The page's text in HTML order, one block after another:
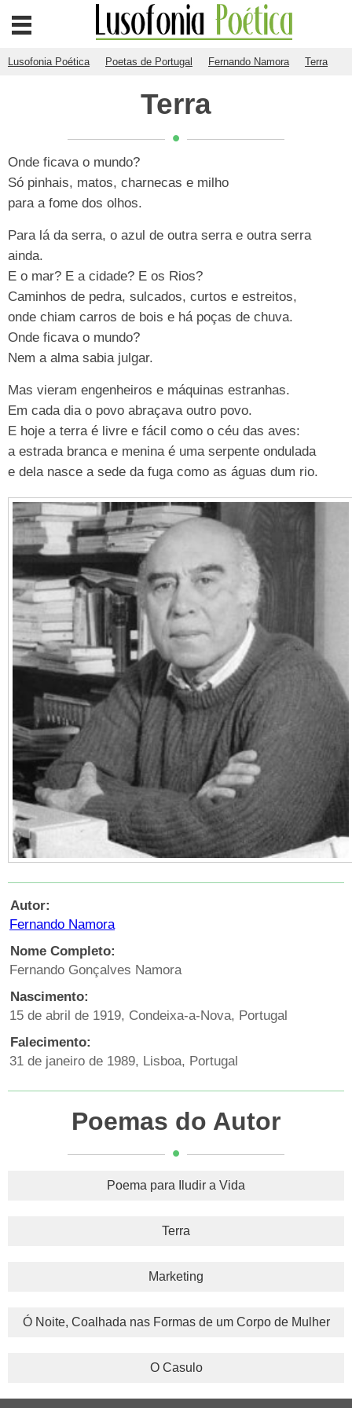
Lusofonia Poética Poetas de Portugal Fernando Namora Terra
Terra
Onde ficava o mundo?
Só pinhais, matos, charnecas e milho
para a fome dos olhos.
Para lá da serra, o azul de outra serra e outra serra
ainda.
E o mar? E a cidade? E os Rios?
Caminhos de pedra, sulcados, curtos e estreitos,
onde chiam carros de bois e há poças de chuva.
Onde ficava o mundo?
Nem a alma sabia julgar.
Mas vieram engenheiros e máquinas estranhas.
Em cada dia o povo abraçava outro povo.
E hoje a terra é livre e fácil como o céu das aves:
a estrada branca e menina é uma serpente ondulada
e dela nasce a sede da fuga como as águas dum rio.
Autor:
Fernando Namora
Nome Completo:
Fernando Gonçalves Namora
Nascimento:
15 de abril de 1919, Condeixa-a-Nova, Portugal
Falecimento:
31 de janeiro de 1989, Lisboa, Portugal
Poemas do Autor
Poema para Iludir a Vida
Terra
Marketing
Ó Noite, Coalhada nas Formas de um Corpo de Mulher
O Casulo